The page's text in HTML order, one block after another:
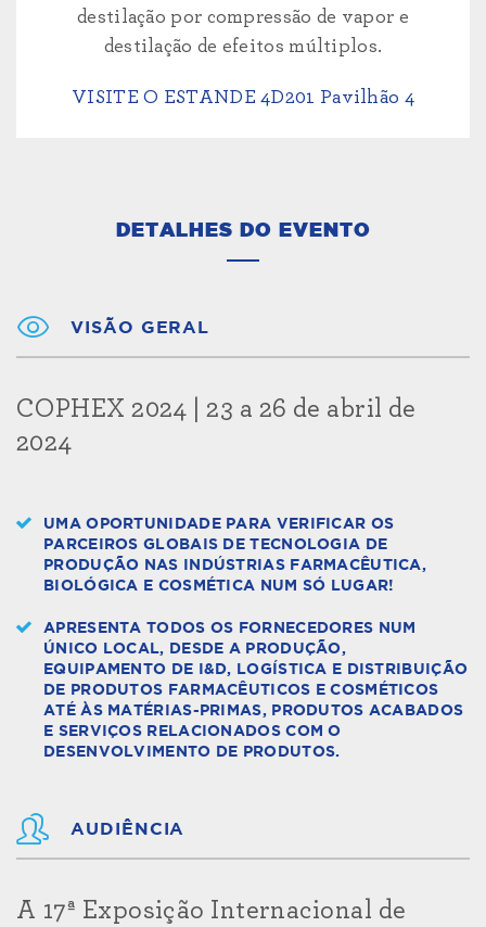
destilação por compressão de vapor e
destilação de efeitos múltiplos.
VISITE O ESTANDE 4D201 Pavilhão 4
DETALHES DO EVENTO
VISÃO GERAL
COPHEX 2024 | 23 a 26 de abril de
2024
UMA OPORTUNIDADE PARA VERIFICAR OS
PARCEIROS GLOBAIS DE TECNOLOGIA DE
PRODUÇÃO NAS INDÚSTRIAS FARMACÊUTICA,
BIOLÓGICA E COSMÉTICA NUM SÓ LUGAR!
APRESENTA TODOS OS FORNECEDORES NUM
ÚNICO LOCAL, DESDE A PRODUÇÃO,
EQUIPAMENTO DE I&D, LOGÍSTICA E DISTRIBUIÇÃO
DE PRODUTOS FARMACÊUTICOS E COSMÉTICOS
ATÉ ÀS MATÉRIAS-PRIMAS, PRODUTOS ACABADOS
E SERVIÇOS RELACIONADOS COM O
DESENVOLVIMENTO DE PRODUTOS.
AUDIÊNCIA
A 17ª Exposição Internacional de